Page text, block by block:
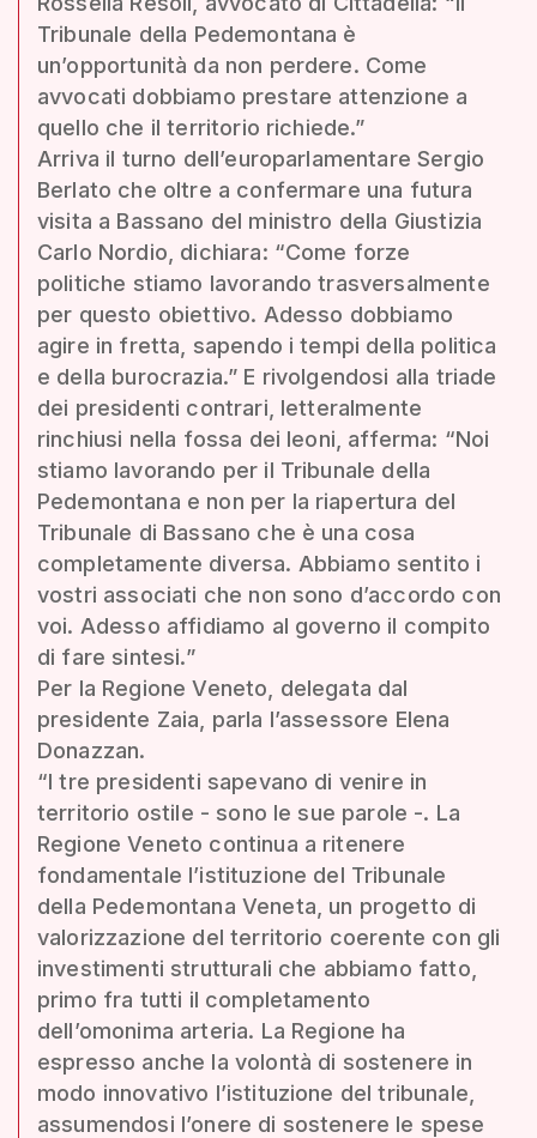
Tribunale della Pedemontana è
un’opportunità da non perdere. Come
avvocati dobbiamo prestare attenzione a
quello che il territorio richiede.”
Arriva il turno dell’europarlamentare Sergio
Berlato che oltre a confermare una futura
visita a Bassano del ministro della Giustizia
Carlo Nordio, dichiara: “Come forze
politiche stiamo lavorando trasversalmente
per questo obiettivo. Adesso dobbiamo
agire in fretta, sapendo i tempi della politica
e della burocrazia.” E rivolgendosi alla triade
dei presidenti contrari, letteralmente
rinchiusi nella fossa dei leoni, afferma: “Noi
stiamo lavorando per il Tribunale della
Pedemontana e non per la riapertura del
Tribunale di Bassano che è una cosa
completamente diversa. Abbiamo sentito i
vostri associati che non sono d’accordo con
voi. Adesso affidiamo al governo il compito
di fare sintesi.”
Per la Regione Veneto, delegata dal
presidente Zaia, parla l’assessore Elena
Donazzan.
“I tre presidenti sapevano di venire in
territorio ostile - sono le sue parole -. La
Regione Veneto continua a ritenere
fondamentale l’istituzione del Tribunale
della Pedemontana Veneta, un progetto di
valorizzazione del territorio coerente con gli
investimenti strutturali che abbiamo fatto,
primo fra tutti il completamento
dell’omonima arteria. La Regione ha
espresso anche la volontà di sostenere in
modo innovativo l’istituzione del tribunale,
assumendosi l’onere di sostenere le spese